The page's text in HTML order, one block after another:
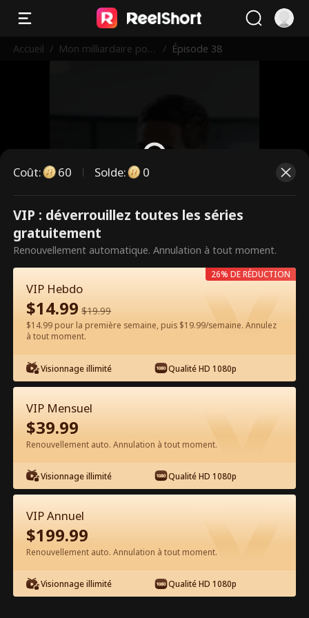
Accueil / Mon milliardaire pour
/ Épisode 38
Ce sont des épisodes payants.
Débloquez pour regarder.
Regarder gratuitement sur l'App
Épisode 38 - Mon milliardaire pour
toujours Film complet
0-49 50-60 Tous les épisodes
Coût: 60 Solde: 0
VIP : déverrouillez toutes les séries
gratuitement
Renouvellement automatique. Annulation à tout moment.
VIP Hebdo
$14.99 $19.99
$14.99 pour la première semaine, puis $19.99/semaine. Annulez
à tout moment.
Visionnage illimité Qualité HD 1080p
26% DE RÉDUCTION
VIP Mensuel
$39.99
Renouvellement auto. Annulation à tout moment.
Visionnage illimité Qualité HD 1080p
VIP Annuel
$199.99
Renouvellement auto. Annulation à tout moment.
Visionnage illimité Qualité HD 1080p